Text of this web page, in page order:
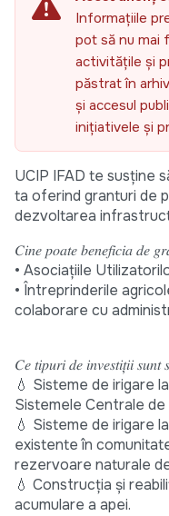
Informațiile
pot să nu mai
activitățile și
păstrat în
și accesul
inițiativele și
UCIP IFAD te susține
ta oferind granturi de
dezvoltarea
𝐶𝑖𝑛𝑒 𝑝𝑜𝑎𝑡𝑒 𝑏𝑒𝑛𝑒𝑓𝑖𝑐𝑖𝑎 𝑑𝑒
• Asociațiile
• Întreprinderile
colaborare cu
𝐶𝑒 𝑡𝑖𝑝𝑢𝑟𝑖 𝑑𝑒 𝑖𝑛𝑣𝑒𝑠𝑡𝑖𝑡̦𝑖𝑖 𝑠𝑢𝑛𝑡
💧 Sisteme de irigare
Sistemele Centrale
💧 Sisteme de irigare
existente în
rezervoare naturale
💧 Construcția și
acumulare a apei.